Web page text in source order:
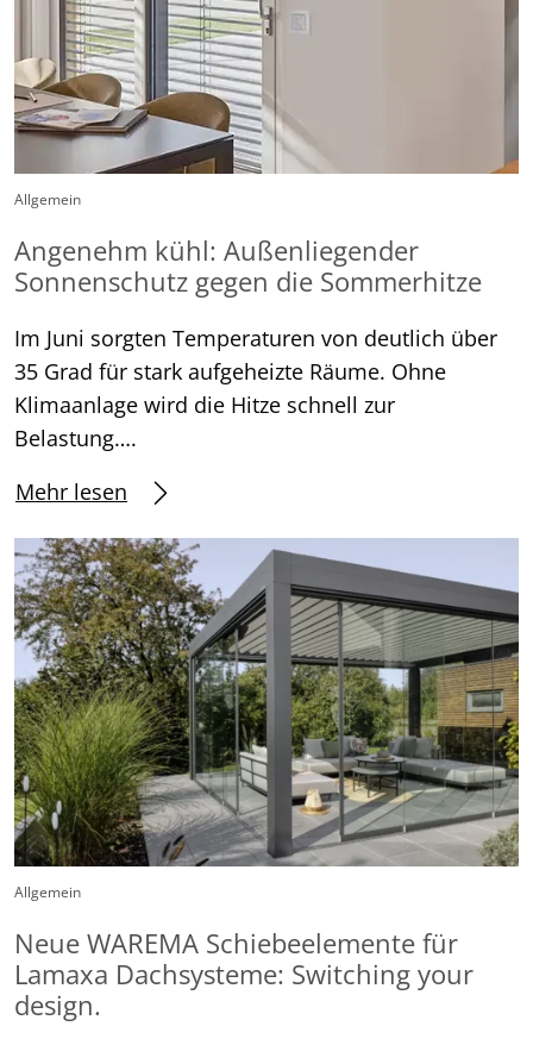
Allgemein
Angenehm kühl: Außenliegender
Sonnenschutz gegen die Sommerhitze
Im Juni sorgten Temperaturen von deutlich über
35 Grad für stark aufgeheizte Räume. Ohne
Klimaanlage wird die Hitze schnell zur
Belastung….
Mehr lesen
Allgemein
Neue WAREMA Schiebeelemente für
Lamaxa Dachsysteme: Switching your
design.